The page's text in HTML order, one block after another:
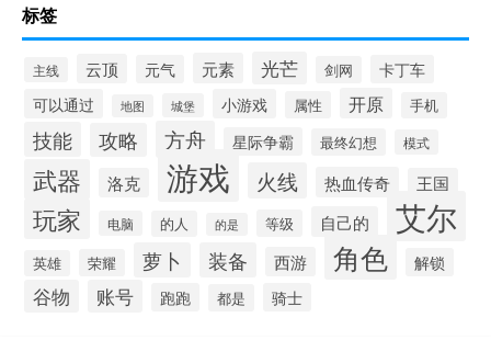
标签
主线 云顶 元气 元素 光芒 剑网 卡丁车
可以通过 地图 城堡 小游戏 属性 开原 手机
技能 攻略 方舟 星际争霸 最终幻想 模式
武器 洛克 游戏 火线 热血传奇 王国
玩家 电脑 的人 的是 等级 自己的 艾尔
英雄 荣耀 萝卜 装备 西游 角色 解锁
谷物 账号 跑跑 都是 骑士